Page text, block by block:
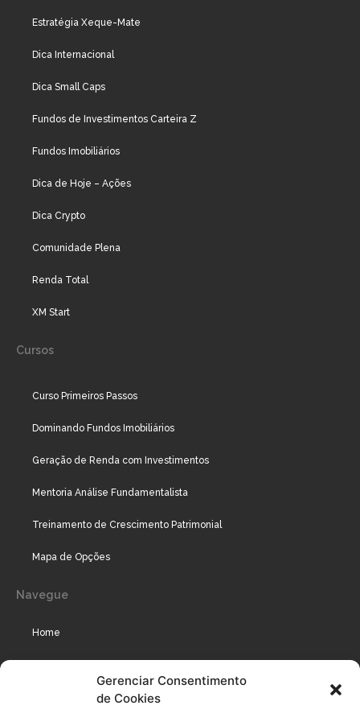
Gerenciar Consentimento
de Cookies
Estratégia Xeque-Mate
Dica Internacional
Dica Small Caps
Fundos de Investimentos Carteira Z
Fundos Imobiliários
Dica de Hoje – Ações
Dica Crypto
Comunidade Plena
Renda Total
XM Start
Cursos
Curso Primeiros Passos
Dominando Fundos Imobiliários
Geração de Renda com Investimentos
Mentoria Análise Fundamentalista
Treinamento de Crescimento Patrimonial
Mapa de Opções
Navegue
Home